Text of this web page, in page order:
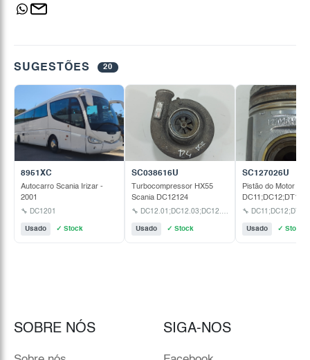
SUGESTÕES 20
8951XC
Autocarro Scania Irizar -
2001
🔧 DC1201
Usado ✓ Stock
SC038616U
Turbocompressor HX55
Scania DC12124
🔧 DC12.01;DC12.03;DC12.06;DC12.09;DC12.14
Usado ✓ Stock
SC127026U
Pistão do Motor
DC11;DC12;DT13
🔧 DC11;DC12;DT12
Usado ✓ Stock
SOBRE NÓS SIGA-NOS